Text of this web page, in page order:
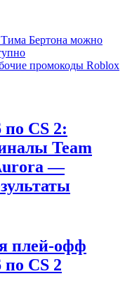
Бертона можно
промокоды Roblox
CS 2:
Team
—
плей-офф
CS 2